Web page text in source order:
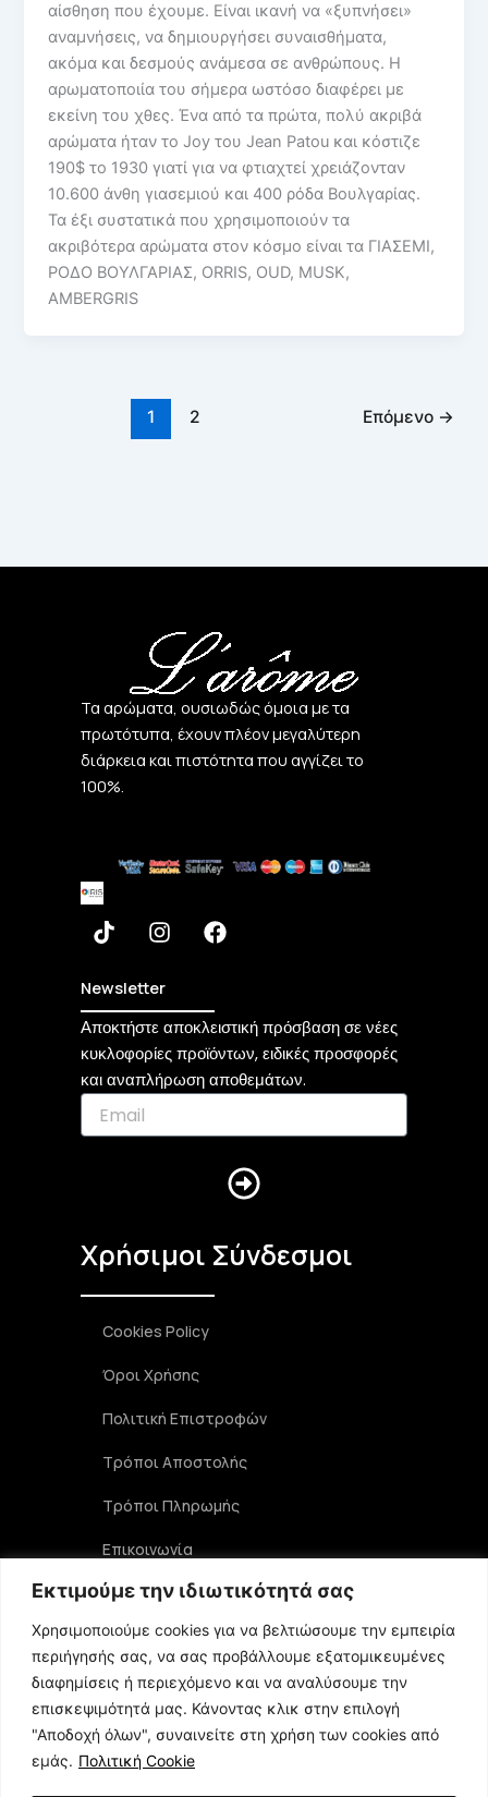
Εκτιμούμε την ιδιωτικότητά σας
Χρησιμοποιούμε cookies για να βελτιώσουμε την εμπειρία
περιήγησής σας, να σας προβάλλουμε εξατομικευμένες
διαφημίσεις ή περιεχόμενο και να αναλύσουμε την
επισκεψιμότητά μας. Κάνοντας κλικ στην επιλογή
"Αποδοχή όλων", συναινείτε στη χρήση των cookies από
εμάς. Πολιτική Cookie
αίσθηση που έχουμε. Είναι ικανή να «ξυπνήσει»
αναμνήσεις, να δημιουργήσει συναισθήματα,
ακόμα και δεσμούς ανάμεσα σε ανθρώπους. Η
αρωματοποιία του σήμερα ωστόσο διαφέρει με
εκείνη του χθες. Ένα από τα πρώτα, πολύ ακριβά
αρώματα ήταν το Joy του Jean Patou και κόστιζε
190$ το 1930 γιατί για να φτιαχτεί χρειάζονταν
10.600 άνθη γιασεμιού και 400 ρόδα Βουλγαρίας.
Τα έξι συστατικά που χρησιμοποιούν τα
ακριβότερα αρώματα στον κόσμο είναι τα ΓΙΑΣΕΜΙ,
ΡΟΔΟ ΒΟΥΛΓΑΡΙΑΣ, ORRIS, OUD, MUSK,
AMBERGRIS
1 2 Επόμενο →
Τα αρώματα, ουσιωδώς όμοια με τα
πρωτότυπα, έχουν πλέον μεγαλύτερη
διάρκεια και πιστότητα που αγγίζει το
100%.
T
i
t
o
k
I
n
t
a
g
r
a
m
F
a
b
o
o
k
Newsletter
Αποκτήστε αποκλειστική πρόσβαση σε νέες
κυκλοφορίες προϊόντων, ειδικές προσφορές
και αναπλήρωση αποθεμάτων.
Submit
Χρήσιμοι Σύνδεσμοι
Cookies Policy
Όροι Χρήσης
Πολιτική Επιστροφών
Τρόποι Αποστολής
Τρόποι Πληρωμής
Επικοινωνία
Στοιχεία Επικοινωνίας
Αριστοφάνους 19 TK 15234, Χαλάνδρι
210 6848356